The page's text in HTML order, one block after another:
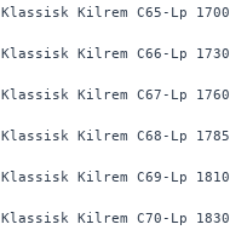
Klassisk Kilrem C65-Lp 1700
Klassisk Kilrem C66-Lp 1730
Klassisk Kilrem C67-Lp 1760
Klassisk Kilrem C68-Lp 1785
Klassisk Kilrem C69-Lp 1810
Klassisk Kilrem C70-Lp 1830